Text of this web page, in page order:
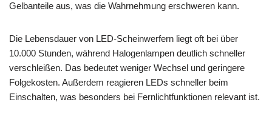
Gelbanteile aus, was die Wahrnehmung erschweren kann.
Die Lebensdauer von LED-Scheinwerfern liegt oft bei über
10.000 Stunden, während Halogenlampen deutlich schneller
verschleißen. Das bedeutet weniger Wechsel und geringere
Folgekosten. Außerdem reagieren LEDs schneller beim
Einschalten, was besonders bei Fernlichtfunktionen relevant ist.